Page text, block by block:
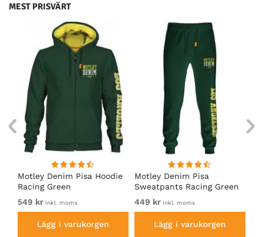
MEST PRISVÄRT
Motley Denim Pisa Hoodie
Racing Green
549 kr inkl. moms
Lägg i varukorgen
Motley Denim Pisa
Sweatpants Racing Green
449 kr inkl. moms
Lägg i varukorgen